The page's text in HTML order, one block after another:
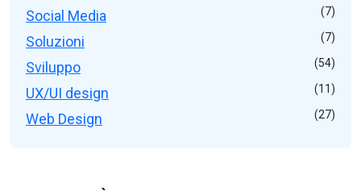
Social Media (7)
Soluzioni (7)
Sviluppo (54)
UX/UI design (11)
Web Design (27)